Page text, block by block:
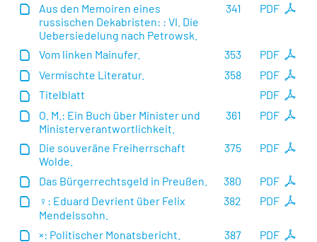
PDF
341
Aus den Memoiren eines
russischen Dekabristen: : VI. Die
Uebersiedelung nach Petrowsk.
PDF
353
Vom linken Mainufer.
PDF
358
Vermischte Literatur.
PDF
Titelblatt
PDF
361
O. M.: Ein Buch über Minister und
Ministerverantwortlichkeit.
PDF
375
Die souveräne Freiherrschaft
Wolde.
PDF
380
Das Bürgerrechtsgeld in Preußen.
PDF
382
♀: Eduard Devrient über Felix
Mendelssohn.
PDF
387
×: Politischer Monatsbericht.